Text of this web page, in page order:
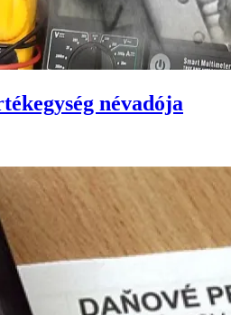
névadója